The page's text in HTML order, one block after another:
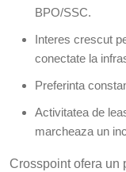
BPO/SSC.
Interes crescut
conectate la
Preferinta
Activitatea de
marcheaza un
Crosspoint ofera un